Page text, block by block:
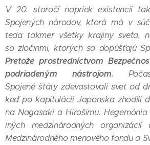
V 20. storočí napriek existencii
Spojených národov, ktorá má v
teda takmer všetky krajiny sveta,
so zločinmi, ktorých sa dopúšťajú
Pretože prostredníctvom
podriadeným nástrojom.
Spojené štáty zdevastovali svet od
keď po kapitulácii Japonska zhodili
na Nagasaki a Hirošimu.
iných medzinárodných organizácií
Medzinárodného menového fondu a